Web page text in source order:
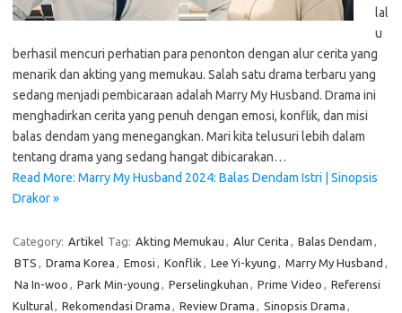
lal
u
berhasil mencuri perhatian para penonton dengan alur cerita yang
menarik dan akting yang memukau. Salah satu drama terbaru yang
sedang menjadi pembicaraan adalah Marry My Husband. Drama ini
menghadirkan cerita yang penuh dengan emosi, konflik, dan misi
balas dendam yang menegangkan. Mari kita telusuri lebih dalam
tentang drama yang sedang hangat dibicarakan…
Read More: Marry My Husband 2024: Balas Dendam Istri | Sinopsis
Drakor »
Category: Artikel Tag: Akting Memukau , Alur Cerita , Balas Dendam ,
BTS , Drama Korea , Emosi , Konflik , Lee Yi-kyung , Marry My Husband ,
Na In-woo , Park Min-young , Perselingkuhan , Prime Video , Referensi
Kultural, Rekomendasi Drama , Review Drama , Sinopsis Drama ,